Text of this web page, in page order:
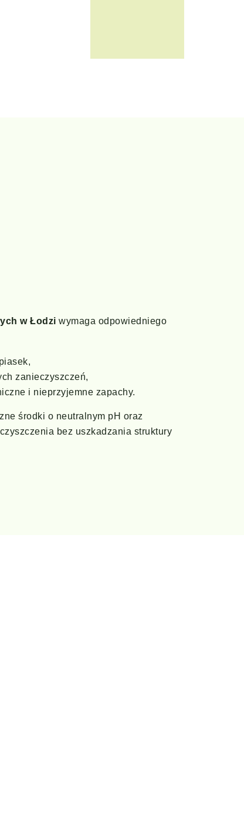
w Łodzi wymaga odpowiedniego
zanieczyszczeń,
i nieprzyjemne zapachy.
środki o neutralnym pH oraz
bez uszkadzania struktury